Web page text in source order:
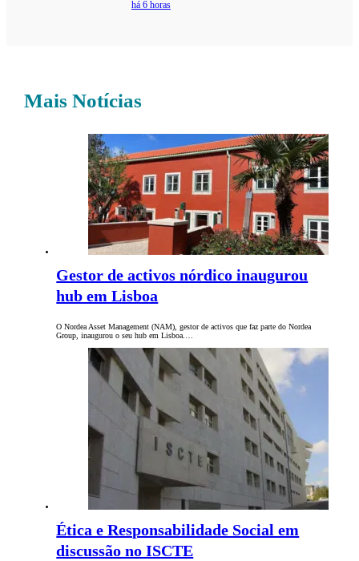
há 6 horas
Mais Notícias
Gestor de activos nórdico inaugurou
hub em Lisboa
O Nordea Asset Management (NAM), gestor de activos que faz parte do Nordea
Group, inaugurou o seu hub em Lisboa.…
Ética e Responsabilidade Social em
discussão no ISCTE